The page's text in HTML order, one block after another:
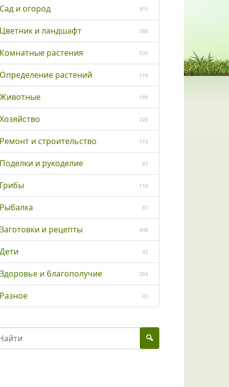
Сад и огород 915
Цветник и ландшафт 388
Комнатные растения 535
Определение растений 118
Животные 189
Хозяйство 220
Ремонт и строительство 113
Поделки и рукоделие 81
Грибы 110
Рыбалка 87
Заготовки и рецепты 446
Дети 42
Здоровье и благополучие 204
Разное 43